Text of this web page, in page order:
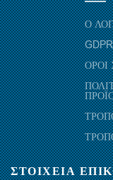
Ο
ΟΡΟΙ
ΣΤΟΙΧΕΙΑ